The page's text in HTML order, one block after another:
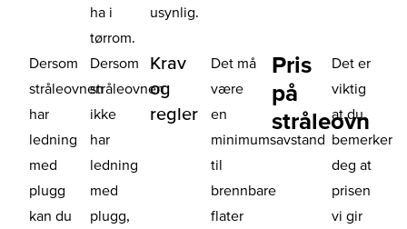
ha i
tørrom.
usynlig.
Dersom
stråleovnen
har
ledning
med
plugg
kan du
Dersom
stråleovnen
ikke
har
ledning
med
plugg,
Krav
og
regler
Det må
være
en
minimumsavstand
til
brennbare
flater
Pris
på
stråleovn
Det er
viktig
at du
bemerker
deg at
prisen
vi gir